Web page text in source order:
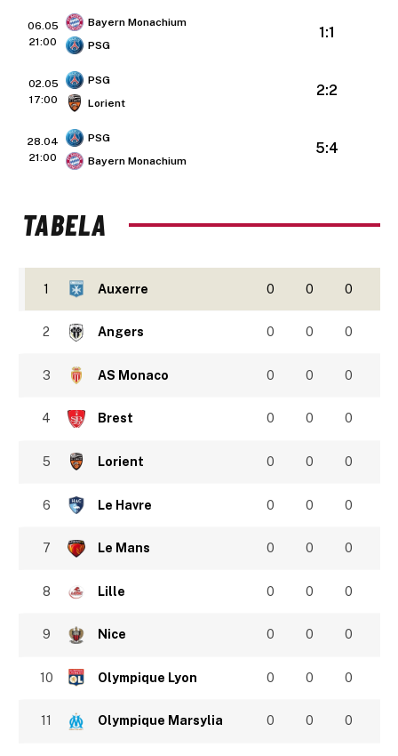
06.05
21:00
Bayern Monachium
PSG
1:1
02.05
17:00
PSG
Lorient
2:2
28.04
21:00
PSG
Bayern Monachium
5:4
TABELA
1 Auxerre 0 0 0
2 Angers 0 0 0
3 AS Monaco 0 0 0
4 Brest 0 0 0
5 Lorient 0 0 0
6 Le Havre 0 0 0
7 Le Mans 0 0 0
8 Lille 0 0 0
9 Nice 0 0 0
10 Olympique Lyon 0 0 0
11 Olympique Marsylia 0 0 0